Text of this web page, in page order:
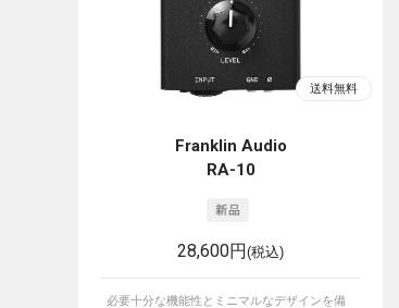
Franklin Audio
RA-10
28,600円(税込)
必要十分な機能性とミニマルなデザインを備